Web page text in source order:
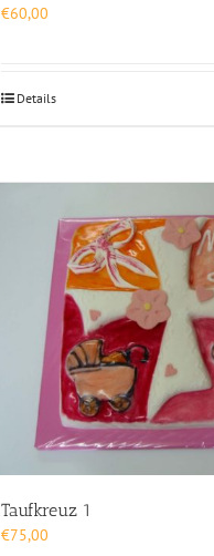
€60,00
Details
Taufkreuz 1
€75,00